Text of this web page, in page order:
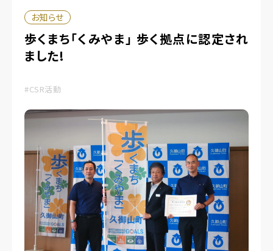
歩くまち「くみやま」 歩く拠点に認定され
ました!
お知らせ
#CSR活動